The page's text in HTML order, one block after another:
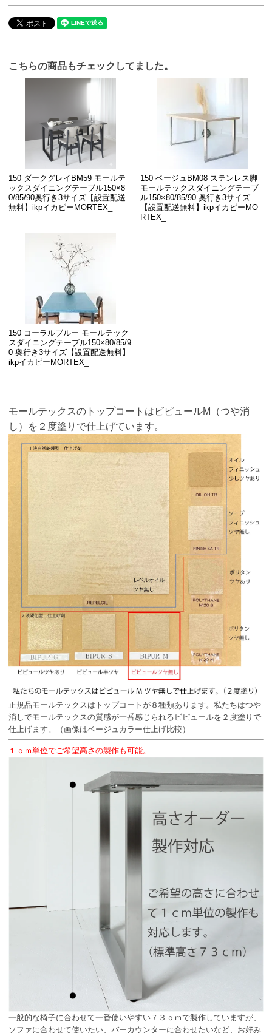
こちらの商品もチェックしてました。
150 ダークグレイBM59 モールテ
ックスダイニングテーブル150×8
0/85/90奥行き3サイズ【設置配送
無料】ikpイカピーMORTEX_
150 ベージュBM08 ステンレス脚
モールテックスダイニングテーブ
ル150×80/85/90 奥行き3サイズ
【設置配送無料】ikpイカピーMO
RTEX_
150 コーラルブルー モールテック
スダイニングテーブル150×80/85/9
0 奥行き3サイズ【設置配送無料】
ikpイカピーMORTEX_
モールテックスのトップコートはビピュールM（つや消
し）を２度塗りで仕上げています。
正規品モールテックスはトップコートが８種類あります。私たちはつや
消しでモールテックスの質感が一番感じられるビピュールを２度塗りで
仕上げます。（画像はベージュカラー仕上げ比較）
１ｃｍ単位でご希望高さの製作も可能。
一般的な椅子に合わせて一番使いやすい７３ｃｍで製作していますが、
ソファに合わせて使いたい、バーカウンターに合わせたいなど、お好み